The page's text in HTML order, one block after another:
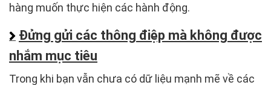
hàng muốn thực hiện các hành động.
Đửng gửi các thông điệp mà không được
nhắm mục tiêu
Trong khi bạn vẫn chưa có dữ liệu mạnh mẽ về các